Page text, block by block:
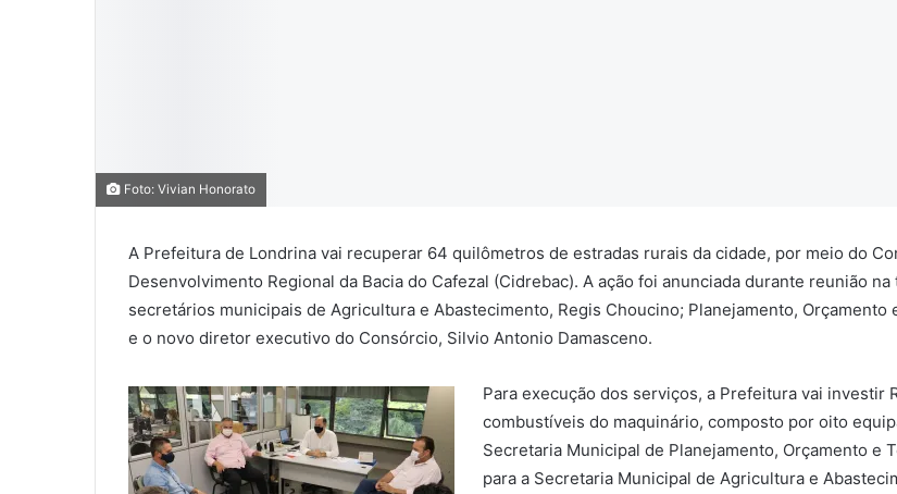
Foto: Vivian Honorato
A Prefeitura de Londrina vai recuperar 64 quilômetros de estradas rurais da cidade, por meio do
Desenvolvimento Regional da Bacia do Cafezal (Cidrebac). A ação foi anunciada durante reunião
secretários municipais de Agricultura e Abastecimento, Regis Choucino; Planejamento, Orçamento
e o novo diretor executivo do Consórcio, Silvio Antonio Damasceno.
Para execução dos serviços, a Prefeitura vai investir
combustíveis do maquinário, composto por oito
Secretaria Municipal de Planejamento, Orçamento e
para a Secretaria Municipal de Agricultura e